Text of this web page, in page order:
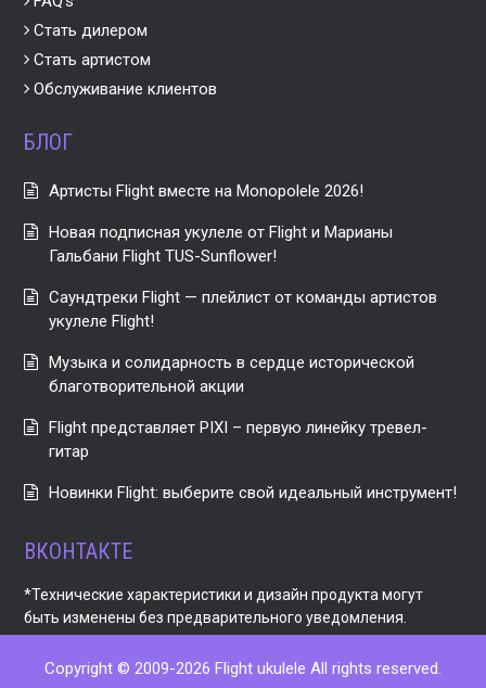
Стать дилером
Стать артистом
Обслуживание клиентов
БЛОГ
Артисты Flight вместе на Monopolele 2026!
Новая подписная укулеле от Flight и Марианы
Гальбани Flight TUS-Sunflower!
Саундтреки Flight — плейлист от команды артистов
укулеле Flight!
Музыка и солидарность в сердце исторической
благотворительной акции
Flight представляет PIXI – первую линейку тревел-
гитар
Новинки Flight: выберите свой идеальный инструмент!
ВКОНТАКТЕ
*Технические характеристики и дизайн продукта могут
быть изменены без предварительного уведомления.
Copyright © 2009-2026 Flight ukulele All rights reserved.